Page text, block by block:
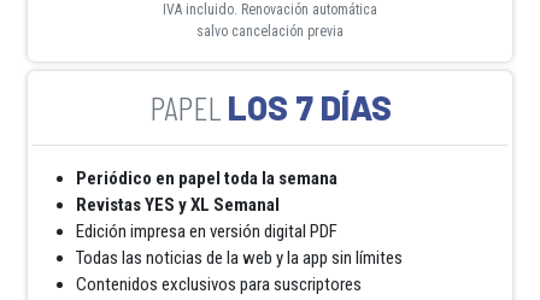
IVA incluido. Renovación automática
salvo cancelación previa
LOS 7 DÍAS
Periódico en papel toda la semana
Revistas YES y XL Semanal
Edición impresa en versión digital PDF
Todas las noticias de la web y la app sin límites
Contenidos exclusivos para suscriptores